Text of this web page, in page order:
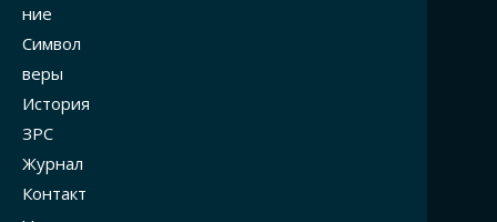
ние
Символ
веры
История
ЗРС
Журнал
Контакт